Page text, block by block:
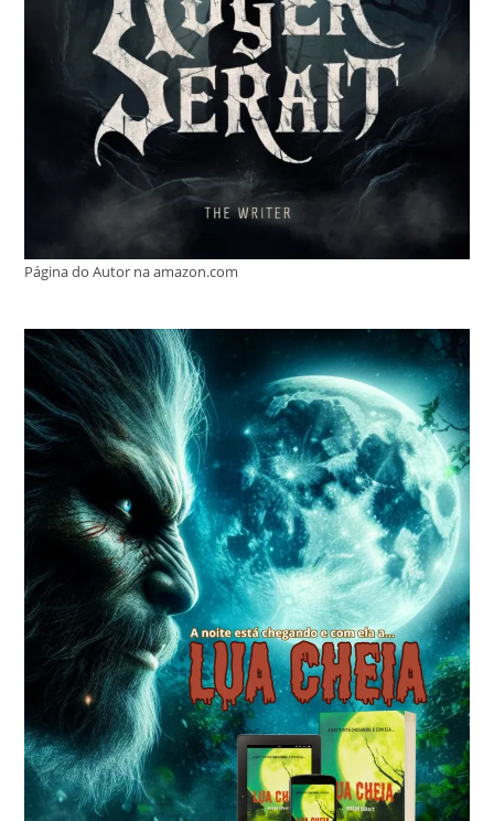
Página do Autor na amazon.com